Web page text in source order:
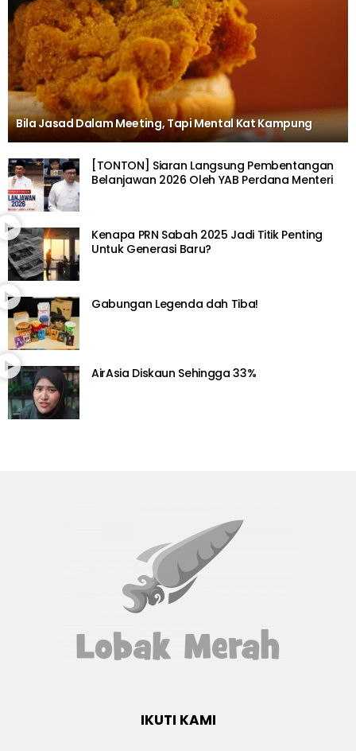
Bila Jasad Dalam Meeting, Tapi Mental Kat Kampung
[TONTON] Siaran Langsung Pembentangan
Belanjawan 2026 Oleh YAB Perdana Menteri
Kenapa PRN Sabah 2025 Jadi Titik Penting
Untuk Generasi Baru?
Gabungan Legenda dah Tiba!
AirAsia Diskaun Sehingga 33%
IKUTI KAMI